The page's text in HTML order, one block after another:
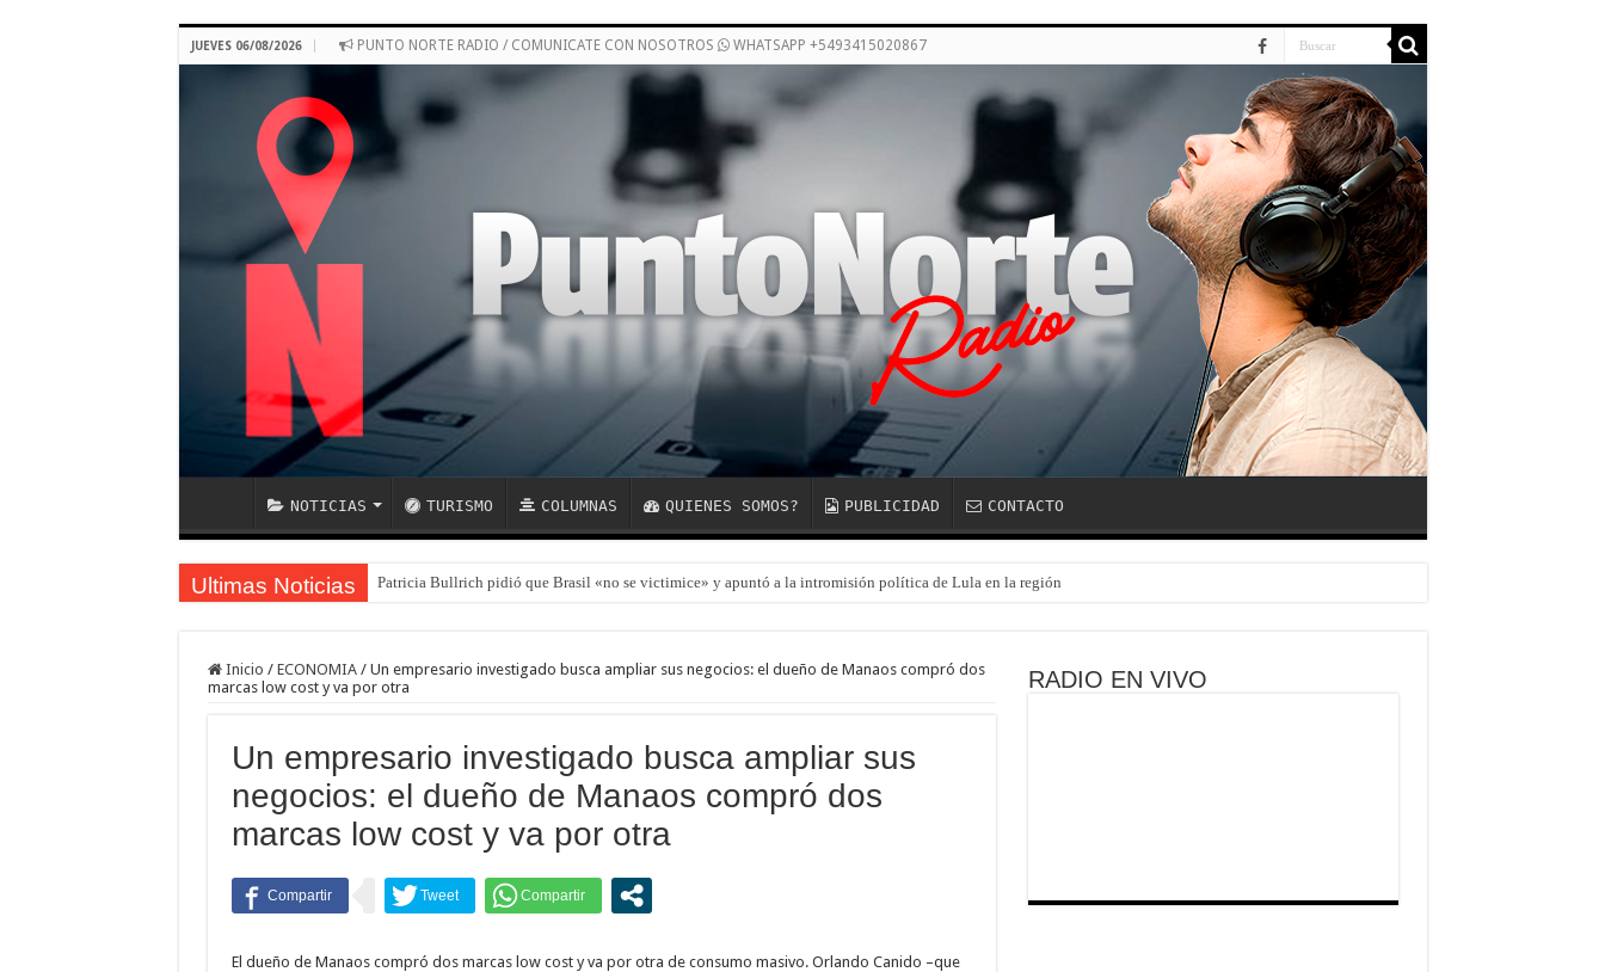
JUEVES 06/08/2026 PUNTO NORTE RADIO / COMUNICATE CON NOSOTROS WHATSAPP +5493415020867
NOTICIAS TURISMO COLUMNAS QUIENES SOMOS? PUBLICIDAD CONTACTO
Ultimas Noticias Patricia Bullrich pidió que Brasil «no se victimice» y apuntó a la intromisión política de Lula en la región
Inicio / ECONOMIA / Un empresario investigado busca ampliar sus negocios: el dueño de Manaos compró dos
marcas low cost y va por otra
Un empresario investigado busca ampliar sus
negocios: el dueño de Manaos compró dos
marcas low cost y va por otra
El dueño de Manaos compró dos marcas low cost y va por otra de consumo masivo. Orlando Canido –que
RADIO EN VIVO